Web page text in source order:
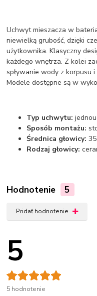
Uchwyt mieszacza w
niewielką grubość, dzięki
użytkownika. Klasyczny
każdego wnętrza. Z kolei
spływanie wody z korpusu
Modele dostępne są w
Typ uchwytu:
Sposób montażu:
Średnica głowicy:
Rodzaj głowicy:
Hodnotenie 5
Pridať hodnotenie
5
5 hodnotenie